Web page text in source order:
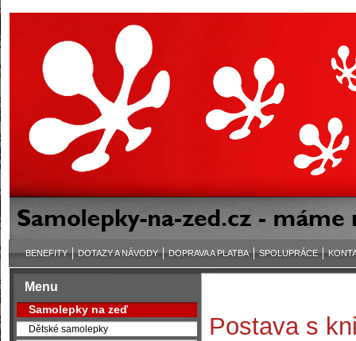
Postava s
Menu
Samolepky na zeď
Dětské samolepky
BENEFITY DOTAZY A NÁVODY DOPRAVA A PLATBA SPOLUPRÁCE